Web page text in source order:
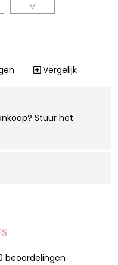
M
Vergelijk
Stuur het
beoordelingen